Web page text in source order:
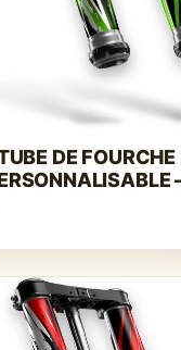
DE FOURCHE